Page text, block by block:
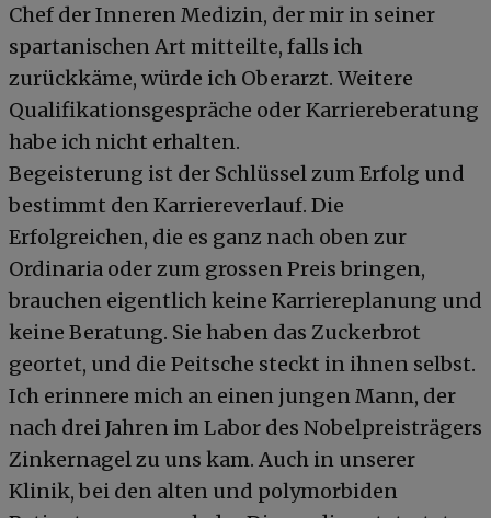
Chef der Inneren Medizin, der mir in seiner
spartanischen Art mitteilte, falls ich
zurückkäme, würde ich Oberarzt. Weitere
Qualifikationsgespräche oder Karriereberatung
habe ich nicht erhalten.
Begeisterung ist der Schlüssel zum Erfolg und
bestimmt den Karriereverlauf. Die
Erfolgreichen, die es ganz nach oben zur
Ordinaria oder zum grossen Preis bringen,
brauchen eigentlich keine Karriereplanung und
keine Beratung. Sie haben das Zuckerbrot
geortet, und die Peitsche steckt in ihnen selbst.
Ich erinnere mich an einen jungen Mann, der
nach drei Jahren im Labor des Nobelpreisträgers
Zinkernagel zu uns kam. Auch in unserer
Klinik, bei den alten und polymorbiden